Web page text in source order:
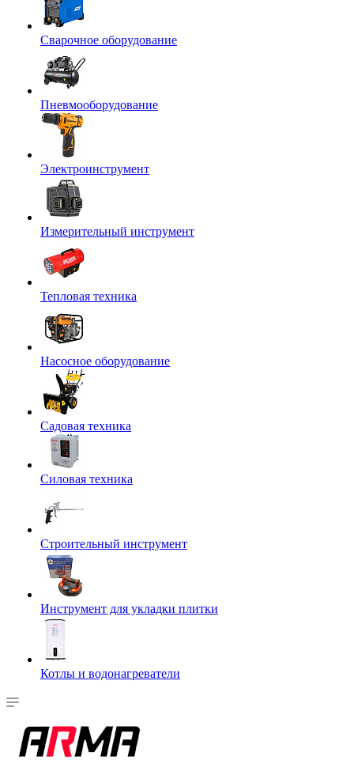
Сварочное оборудование
Пневмооборудование
Электроинструмент
Измерительный инструмент
Тепловая техника
Насосное оборудование
Садовая техника
Силовая техника
Строительный инструмент
Инструмент для укладки плитки
Котлы и водонагреватели